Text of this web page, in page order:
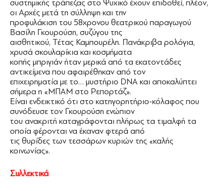
συστημικής τράπεζας στο Ψυχικό έχουν επιδοθεί, πλέον,
οι Αρχές μετά τη σύλληψη και την
προφυλάκιση του 58χρονου θεατρικού παραγωγού
Βασίλη Γκουρούση, συζύγου της
αισθητικού, Τέτας Καμπουρέλη. Πανάκριβα ρολόγια,
χρυσά σκουλαρίκια και κοσμήματα
κοπής μπριγιάν ήταν μερικά από τα εκατοντάδες
αντικείμενα που αφαιρέθηκαν από τον
επιχειρηματία με το… μυστήριο DNΑ και αποκαλύπτει
σήμερα η «ΜΠΑΜ στο Ρεπορτάζ».
Είναι ενδεικτικό ότι στο κατηγορητήριο-κόλαφος που
συνόδευσε τον Γκουρούση ενώπιον
του ανακριτή καταγράφονται πλήρως τα τιμαλφή τα
οποία φέρονται να έκαναν φτερά από
τις θυρίδες των τεσσάρων κυριών της «καλής
κοινωνίας».
Συλλεκτικά